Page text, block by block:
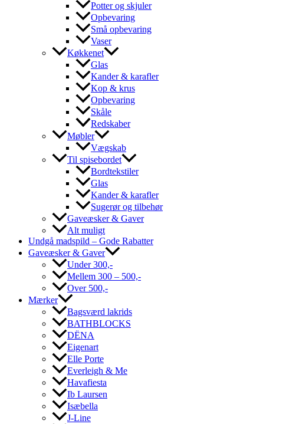
Potter og skjuler
Opbevaring
Små opbevaring
Vaser
Køkkenet
Glas
Kander & karafler
Kop & krus
Opbevaring
Skåle
Redskaber
Møbler
Vægskab
Til spisebordet
Bordtekstiler
Glas
Kander & karafler
Sugerør og tilbehør
Gaveæsker & Gaver
Alt muligt
Undgå madspild – Gode Rabatter
Gaveæsker & Gaver
Under 300,-
Mellem 300 – 500,-
Over 500,-
Mærker
Bagsværd lakrids
BATHBLOCKS
DËNA
Eigenart
Elle Porte
Everleigh & Me
Havafiesta
Ib Laursen
Isæbella
J-Line